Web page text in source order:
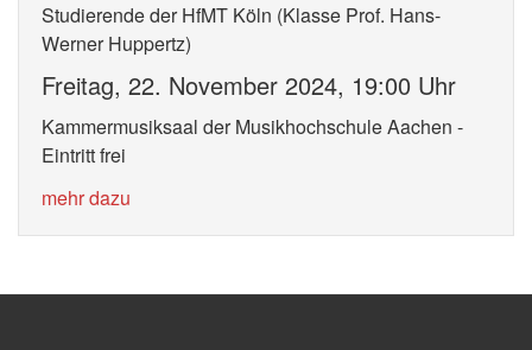
Studierende der HfMT Köln (Klasse Prof. Hans-
Werner Huppertz)
Freitag, 22. November 2024, 19:00 Uhr
Kammermusiksaal der Musikhochschule Aachen -
Eintritt frei
mehr dazu